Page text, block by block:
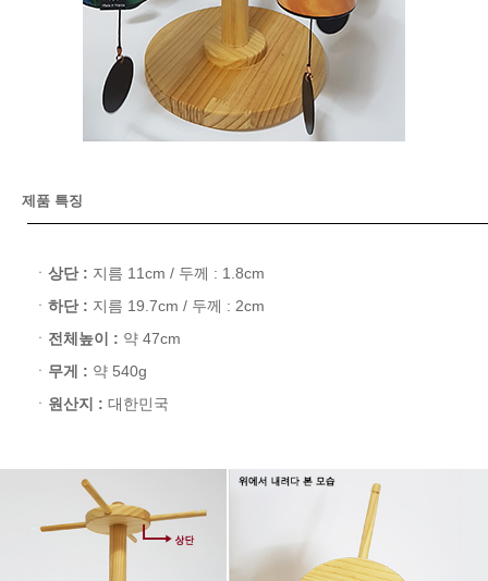
제품 특징
ㆍ 상단 : 지름 11cm / 두께 : 1.8cm
ㆍ 하단 : 지름 19.7cm / 두께 : 2cm
ㆍ 전체높이 : 약 47cm
ㆍ 무게 : 약 540g
ㆍ 원산지 : 대한민국